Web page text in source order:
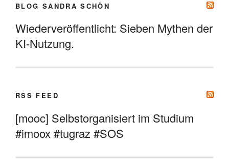
BLOG SANDRA SCHÖN
Wiederveröffentlicht: Sieben Mythen der
KI-Nutzung.
RSS FEED
[mooc] Selbstorganisiert im Studium
#imoox #tugraz #SOS